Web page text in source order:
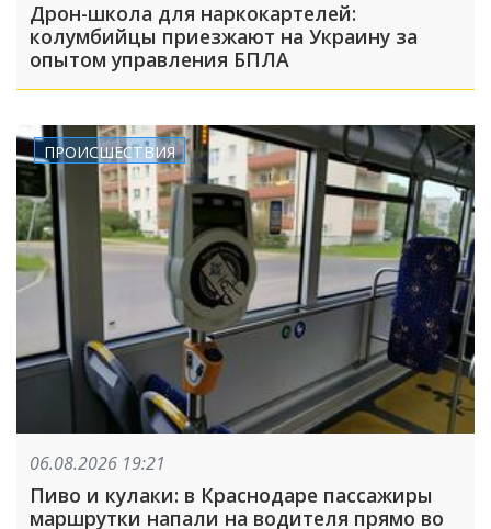
Дрон-школа для наркокартелей:
колумбийцы приезжают на Украину за
опытом управления БПЛА
ПРОИСШЕСТВИЯ
06.08.2026 19:21
Пиво и кулаки: в Краснодаре пассажиры
маршрутки напали на водителя прямо во